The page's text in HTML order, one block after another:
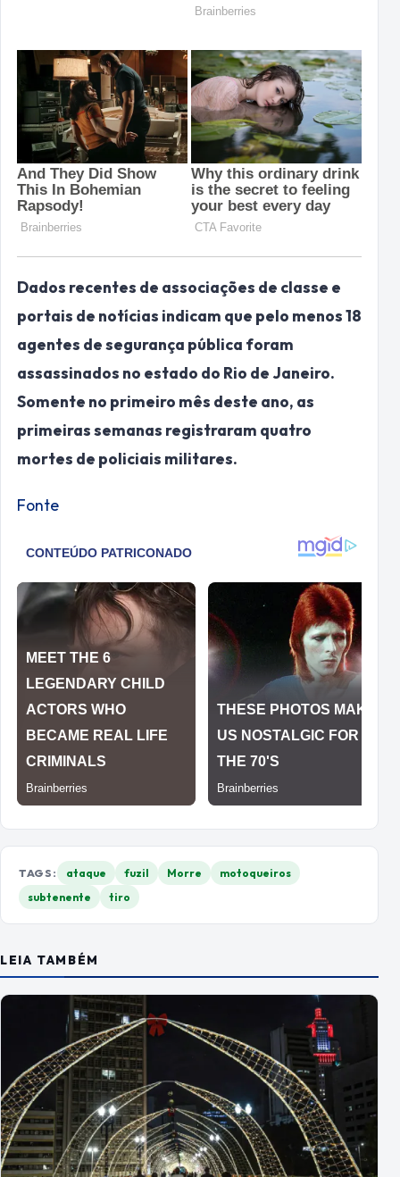
Dados recentes de associações de classe e
portais de notícias indicam que pelo menos 18
agentes de segurança pública foram
assassinados no estado do Rio de Janeiro.
Somente no primeiro mês deste ano, as
primeiras semanas registraram quatro
mortes de policiais militares.
Fonte
TAGS: ataque fuzil Morre
motoqueiros
subtenente
tiro
LEIA TAMBÉM